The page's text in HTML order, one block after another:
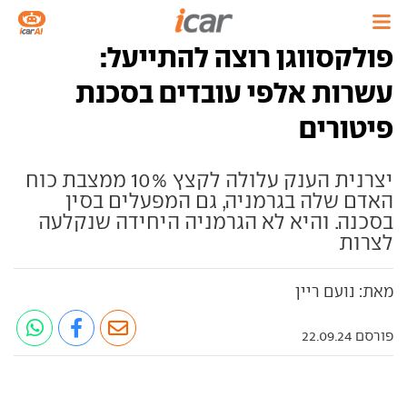
פולקסווגן רוצה להתייעל:
עשרות אלפי עובדים בסכנת
פיטורים
יצרנית הענק עלולה לקצץ 10% ממצבת כוח
האדם שלה בגרמניה, גם המפעלים בסין
בסכנה. והיא לא הגרמניה היחידה שנקלעה
לצרות
מאת: נועם ריין
פורסם 22.09.24